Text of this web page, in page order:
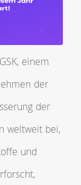
einem
der
der
weltweit bei,
und